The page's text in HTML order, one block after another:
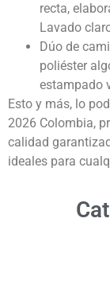
recta,
Lavado
Dúo de
poliéster
estampado
Esto y más, lo
2026 Colombia,
calidad
ideales para